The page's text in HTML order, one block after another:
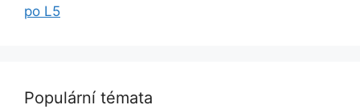
po L5
Populární témata